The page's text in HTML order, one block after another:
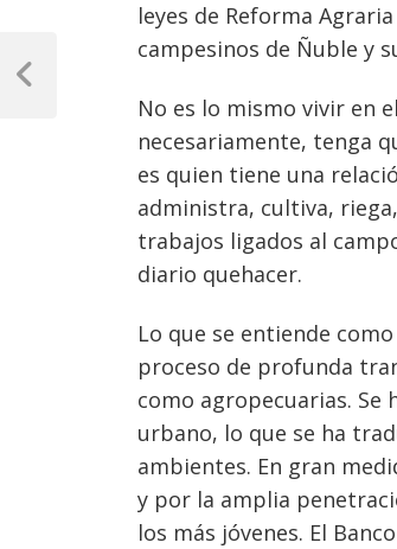
leyes de Reforma
campesinos de Ñuble y
No es lo mismo vivir en
necesariamente, tenga
es quien tiene una
administra, cultiva,
trabajos ligados al
diario quehacer.
Lo que se entiende
proceso de profunda
como agropecuarias.
urbano, lo que se ha
ambientes. En gran
y por la amplia
los más jóvenes. El
Navegación
de
Previous